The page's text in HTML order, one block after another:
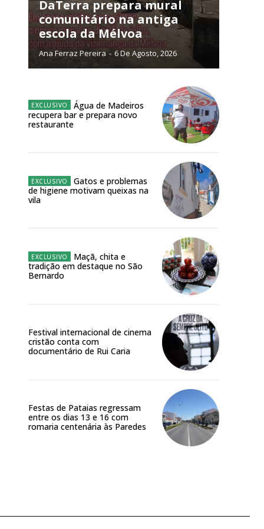
ANUAL
online
Exclusivos para
DaTerra prepara mural
comunitário na antiga
escola da Mélvoa
Ana Ferraz Pereira - 6 De Agosto, 2026
Água de Madeiros
recupera bar e prepara novo
restaurante
Gatos e problemas
de higiene motivam queixas na
vila
Maçã, chita e
tradição em destaque no São
Bernardo
Festival internacional de cinema
cristão conta com
documentário de Rui Caria
Festas de Pataias regressam
entre os dias 13 e 16 com
romaria centenária às Paredes